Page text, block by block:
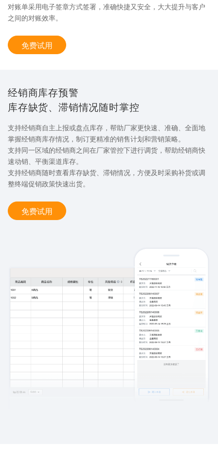
对账单采用电子签章方式签署，准确快捷又安全，大大提升与客户
之间的对账效率。
免费试用
经销商库存预警
库存缺货、滞销情况随时掌控
支持经销商自主上报或盘点库存，帮助厂家更快速、准确、全面地
掌握经销商库存情况，制订更精准的销售计划和营销策略。
支持同一区域的经销商之间在厂家管控下进行调货，帮助经销商快
速动销、平衡渠道库存。
支持经销商随时查看库存缺货、滞销情况，方便及时采购补货或调
整终端促销政策快速出货。
免费试用